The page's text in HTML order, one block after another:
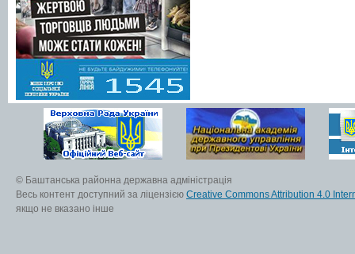
© Баштанська районна державна адміністрація
Весь контент доступний за ліцензією Creative Commons Attribution 4.0
якщо не вказано інше